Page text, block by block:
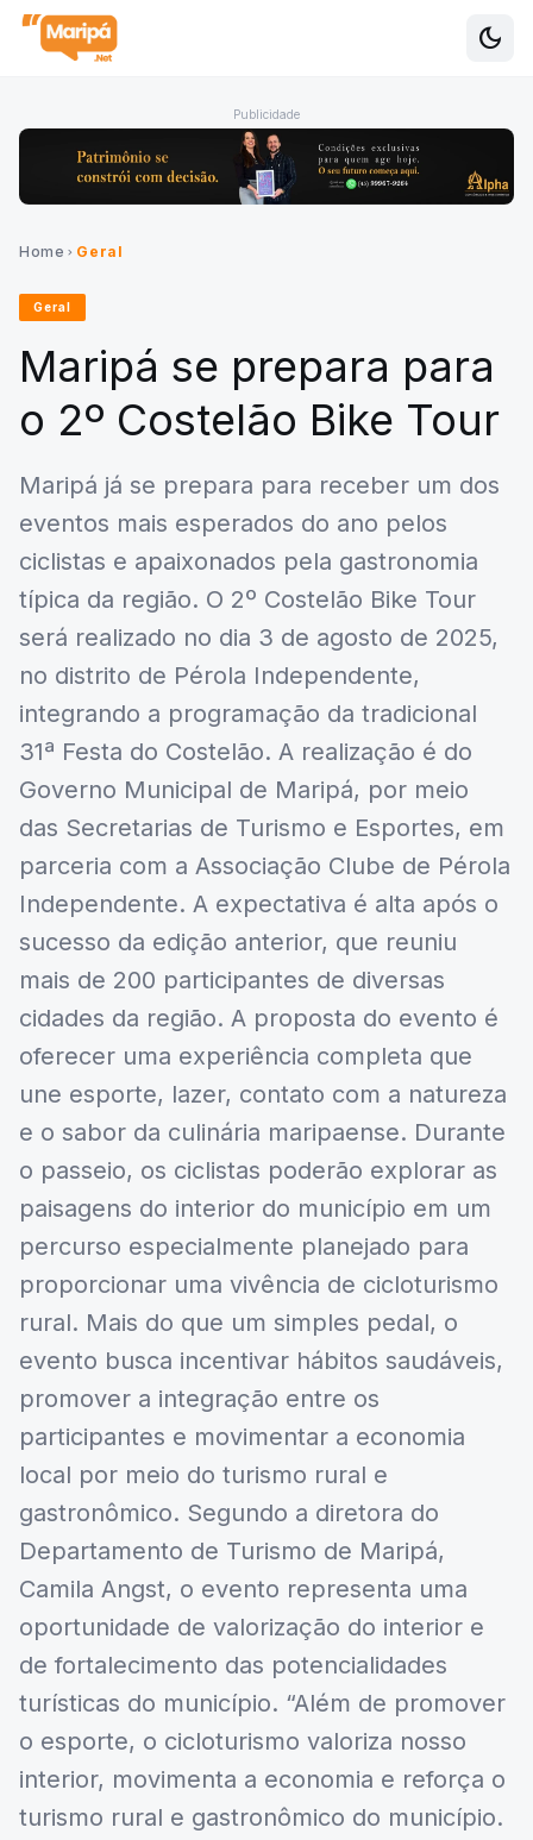
dark_mode
Publicidade
Home chevron_right Geral
Geral
Maripá se prepara para
o 2º Costelão Bike Tour
Maripá já se prepara para receber um dos
eventos mais esperados do ano pelos
ciclistas e apaixonados pela gastronomia
típica da região. O 2º Costelão Bike Tour
será realizado no dia 3 de agosto de 2025,
no distrito de Pérola Independente,
integrando a programação da tradicional
31ª Festa do Costelão. A realização é do
Governo Municipal de Maripá, por meio
das Secretarias de Turismo e Esportes, em
parceria com a Associação Clube de Pérola
Independente. A expectativa é alta após o
sucesso da edição anterior, que reuniu
mais de 200 participantes de diversas
cidades da região. A proposta do evento é
oferecer uma experiência completa que
une esporte, lazer, contato com a natureza
e o sabor da culinária maripaense. Durante
o passeio, os ciclistas poderão explorar as
paisagens do interior do município em um
percurso especialmente planejado para
proporcionar uma vivência de cicloturismo
rural. Mais do que um simples pedal, o
evento busca incentivar hábitos saudáveis,
promover a integração entre os
participantes e movimentar a economia
local por meio do turismo rural e
gastronômico. Segundo a diretora do
Departamento de Turismo de Maripá,
Camila Angst, o evento representa uma
oportunidade de valorização do interior e
de fortalecimento das potencialidades
turísticas do município. “Além de promover
o esporte, o cicloturismo valoriza nosso
interior, movimenta a economia e reforça o
turismo rural e gastronômico do município.